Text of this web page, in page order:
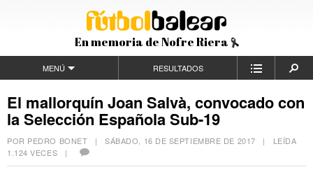
En memoria de Nofre Riera
MENÚ RESULTADOS
El mallorquín Joan Salvà, convocado con
la Selección Española Sub-19
POR PEDRO BONET |SÁBADO, 16 DE SEPTIEMBRE DE 2017 | LEÍDA
1.124 VECES |